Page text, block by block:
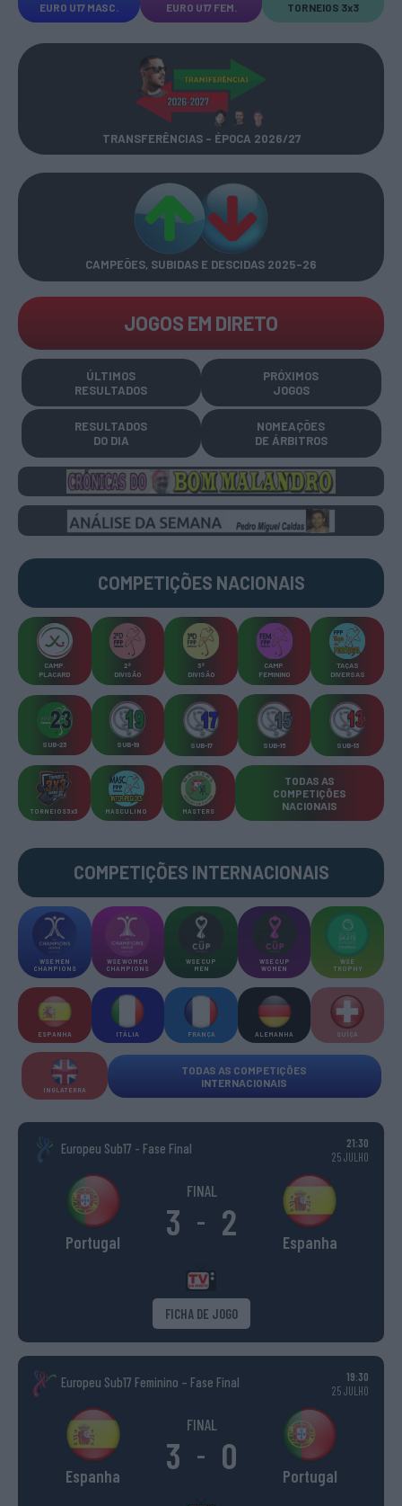
EURO U17 MASC. EURO U17 FEM. TORNEIOS 3x3
TRANSFERÊNCIAS - ÉPOCA 2026/27
CAMPEÕES, SUBIDAS E DESCIDAS 2025-26
JOGOS EM DIRETO
ÚLTIMOS
RESULTADOS
PRÓXIMOS
JOGOS
RESULTADOS
DO DIA
NOMEAÇÕES
DE ÁRBITROS
COMPETIÇÕES NACIONAIS
CAMP
PLACARD
2ª
DIVISÃO
3ª
DIVISÃO
CAMP
FEMININO
TAÇAS
DIVERSAS
SUB-23 SUB-19 SUB-17 SUB-15 SUB-13
TORNEIOS 3x3 MASCULINO MASTERS
TODAS AS
COMPETIÇÕES
NACIONAIS
COMPETIÇÕES INTERNACIONAIS
WSE MEN
CHAMPIONS
WSE WOMEN
CHAMPIONS
WSE CUP
MEN
WSE CUP
WOMEN
WSE
TROPHY
ESPANHA ITÁLIA FRANÇA ALEMANHA SUÍÇA
INGLATERRA
TODAS AS COMPETIÇÕES
INTERNACIONAIS
Europeu Sub17 - Fase Final
21:30
25 JULHO
Portugal
FINAL
3 - 2 Espanha
FICHA DE JOGO
Europeu Sub17 Feminino – Fase Final
19:30
25 JULHO
Espanha
FINAL
3 - 0 Portugal